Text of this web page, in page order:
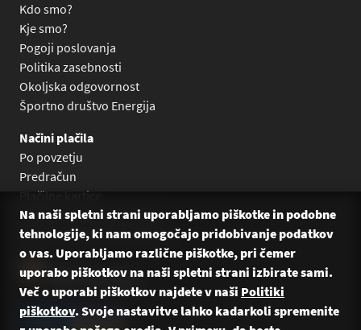
Kdo smo?
Kje smo?
Pogoji poslovanja
Politika zasebnosti
Okoljska odgovornost
Športno društvo Energija
Načini plačila
Po povzetju
Predračun
Plačilne kartice
Plačilo na obroke Leanpay
Plačilo na obroke s karticami
Na naši spletni strani uporabljamo piškotke in podobne
tehnologije, ki nam omogočajo pridobivanje podatkov
o vas. Uporabljamo različne piškotke, pri čemer
uporabo piškotkov na naši spletni strani izbirate sami.
Več o uporabi piškotkov najdete v naši Politiki
piškotkov. Svoje nastavitve lahko kadarkoli spremenite